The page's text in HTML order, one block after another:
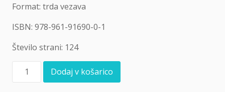
Format: trda vezava
ISBN: 978-961-91690-0-1
Število strani: 124
Dodaj v košarico